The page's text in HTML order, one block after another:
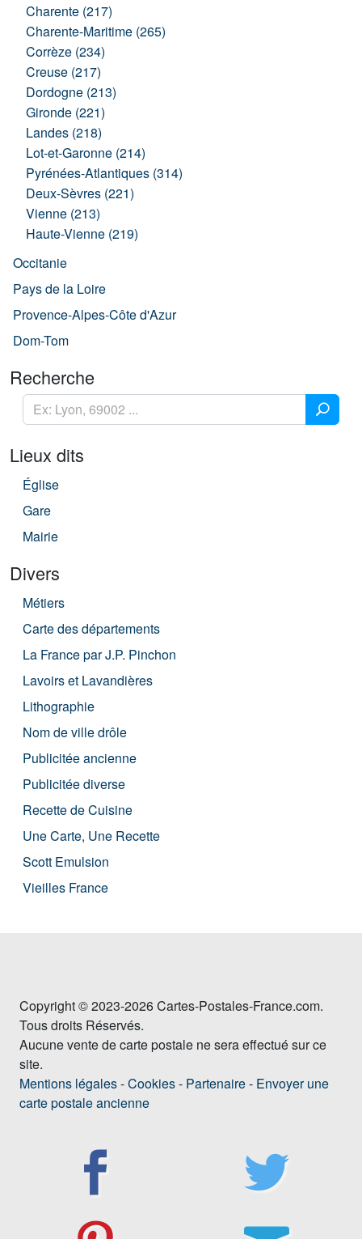
Charente (217)
Charente-Maritime (265)
Corrèze (234)
Creuse (217)
Dordogne (213)
Gironde (221)
Landes (218)
Lot-et-Garonne (214)
Pyrénées-Atlantiques (314)
Deux-Sèvres (221)
Vienne (213)
Haute-Vienne (219)
Occitanie
Pays de la Loire
Provence-Alpes-Côte d'Azur
Dom-Tom
Recherche
Lieux dits
Église
Gare
Mairie
Divers
Métiers
Carte des départements
La France par J.P. Pinchon
Lavoirs et Lavandières
Lithographie
Nom de ville drôle
Publicitée ancienne
Publicitée diverse
Recette de Cuisine
Une Carte, Une Recette
Scott Emulsion
Vieilles France
Copyright © 2023-2026 Cartes-Postales-France.com.
Tous droits Réservés.
Aucune vente de carte postale ne sera effectué sur ce
site.
Mentions légales-Cookies- Partenaire- Envoyer une
carte postale ancienne